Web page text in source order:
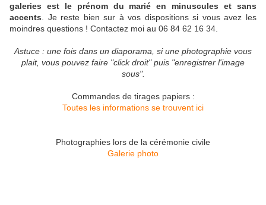
galeries est le prénom du marié en minuscules et sans
accents . Je reste bien sur à vos dispositions si vous avez les
moindres questions ! Contactez moi au 06 84 62 16 34.
Astuce : une fois dans un diaporama, si une photographie vous
plait, vous pouvez faire "click droit" puis "enregistrer l'image
sous".
Commandes de tirages papiers :
Toutes les informations se trouvent ici
Photographies lors de la cérémonie civile
Galerie photo